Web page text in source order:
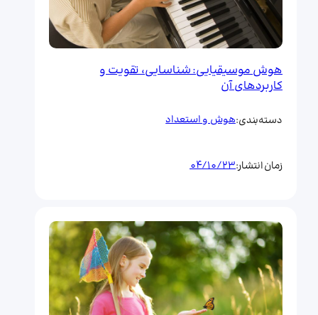
هوش موسیقیایی: شناسایی، تقویت و
کاربردهای آن
دسته‌بندی:هوش و استعداد
زمان انتشار:04/10/23